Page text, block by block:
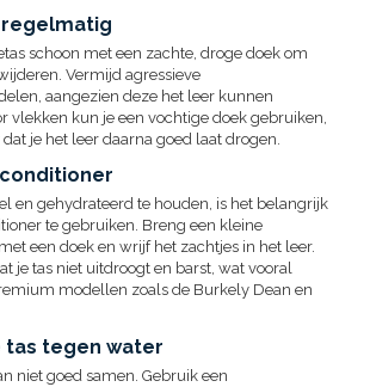
regelmatig
schoon met een zachte, droge doek om
Vermijd agressieve
aangezien deze het leer kunnen
vlekken kun je een vochtige doek gebruiken,
je het leer daarna goed laat drogen.
en gehydrateerd te houden, is het belangrijk
te gebruiken. Breng een kleine
een doek en wrijf het zachtjes in het leer.
je tas niet uitdroogt en barst, wat vooral
modellen zoals de Burkely Dean en
tas tegen water
niet goed samen. Gebruik een